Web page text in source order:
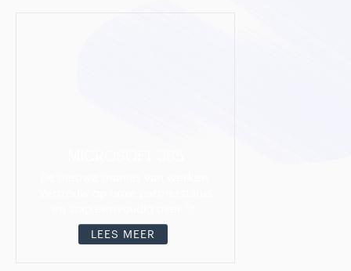
LEES MEER